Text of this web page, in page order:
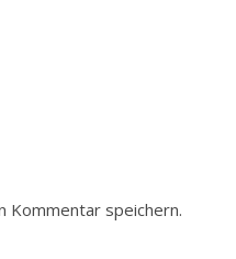
Kommentar speichern.